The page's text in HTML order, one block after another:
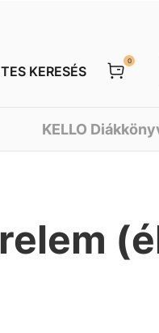
KERESÉS
0
KELLO